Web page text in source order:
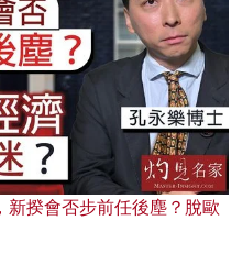
揆會否步前任後塵？脫歐